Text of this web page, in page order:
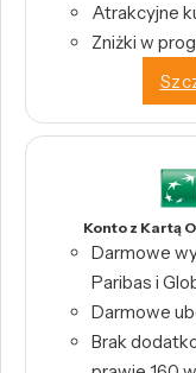
Atrakcyjne
Zniżki w
Konto z Kartą
Darmowe
Paribas i
Darmowe
Brak